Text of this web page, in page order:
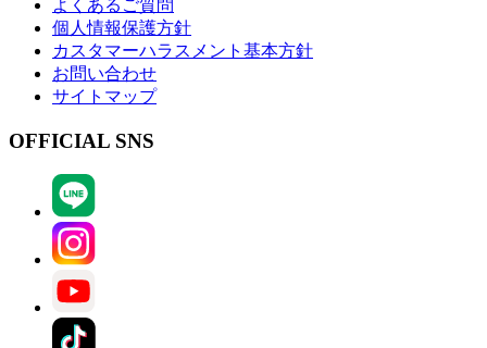
よくあるご質問
個人情報保護方針
カスタマーハラスメント基本方針
お問い合わせ
サイトマップ
OFFICIAL SNS